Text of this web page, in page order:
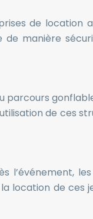
de location
manière
parcours
de ces
l’événement,
location de ces